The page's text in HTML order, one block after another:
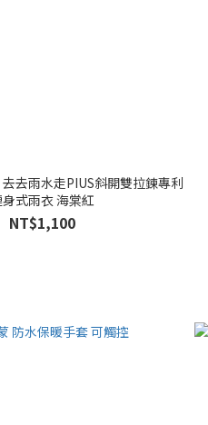
去雨水走PIUS斜開雙拉鍊專利
式雨衣 海棠紅
NT$1,100